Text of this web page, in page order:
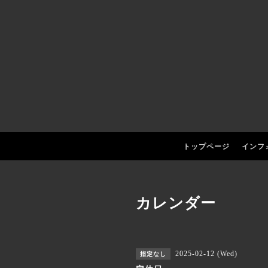
トップページ インフ
カレンダー
指定なし 2025-02-12 (Wed)